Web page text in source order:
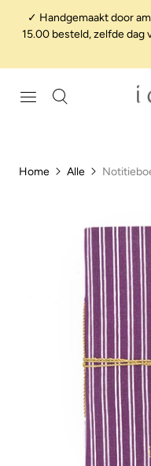
✓ Handgemaakt door
15.00 besteld, zelfde dag
Home Alle